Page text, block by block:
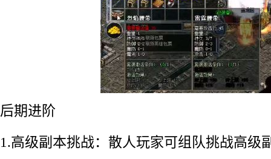
后期进阶
1.高级副本挑战：散人玩家可组队挑战高级